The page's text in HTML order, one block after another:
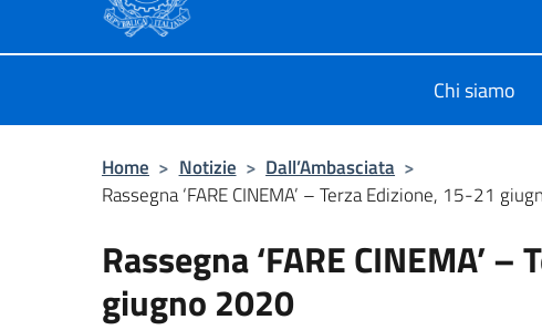
Chi siamo
Home > Notizie > Dall’Ambasciata >
Rassegna ‘FARE CINEMA’ – Terza Edizione, 15-21
Rassegna ‘FARE CINEMA’
giugno 2020